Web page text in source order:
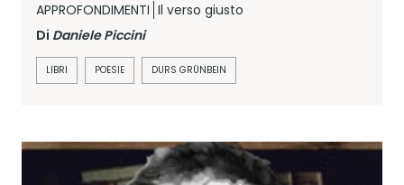
APPROFONDIMENTI Il verso giusto
Di Daniele Piccini
LIBRI POESIE DURS GRÜNBEIN